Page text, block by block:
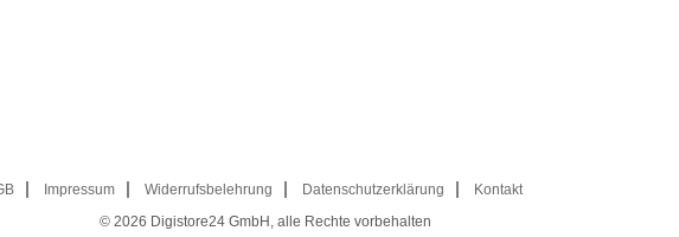
Impressum Widerrufsbelehrung Datenschutzerklärung
Kontakt
© 2026 Digistore24 GmbH, alle Rechte vorbehalten